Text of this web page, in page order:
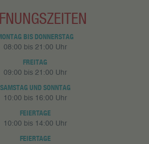
BIS DONNERSTAG
08:00 bis 21:00 Uhr
FREITAG
09:00 bis 21:00 Uhr
SAMSTAG UND SONNTAG
10:00 bis 16:00 Uhr
FEIERTAGE
10:00 bis 14:00 Uhr
FEIERTAGE